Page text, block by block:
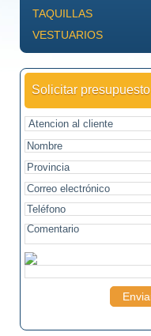
TAQUILLAS
VESTUARIOS
Solicitar presupuesto